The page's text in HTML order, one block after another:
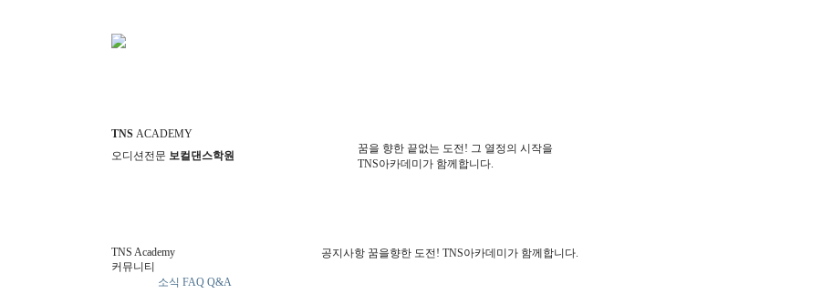
TNS ACADEMY
오디션전문 보컬댄스학원
꿈을 향한 끝없는 도전! 그 열정의 시작을
TNS아카데미가 함께합니다.
TNS Academy
커뮤니티
소식 FAQ Q&A
공지사항 꿈을향한 도전! TNS아카데미가 함께합니다.